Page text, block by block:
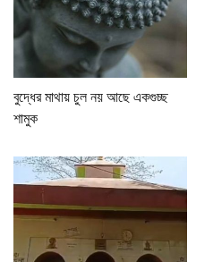
বুদ্ধের মাথায় চুল নয় আছে একগুচ্ছ
শামুক